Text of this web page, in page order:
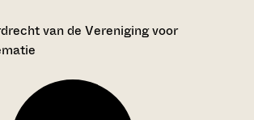
van de Vereniging voor